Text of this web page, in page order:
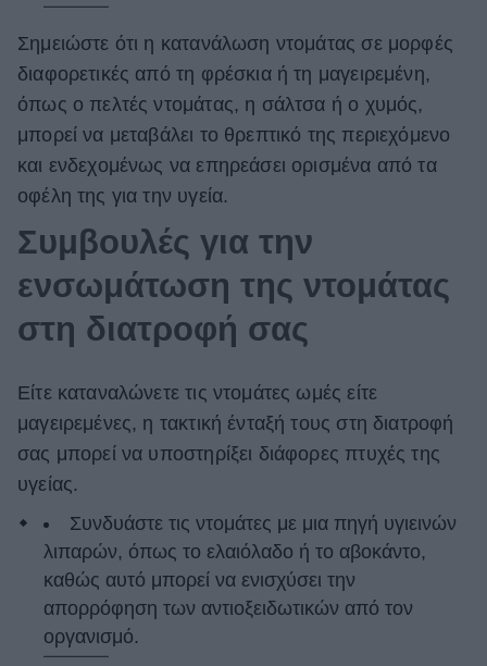
Σημειώστε ότι η κατανάλωση ντομάτας σε μορφές
διαφορετικές από τη φρέσκια ή τη μαγειρεμένη,
όπως ο πελτές ντομάτας, η σάλτσα ή ο χυμός,
μπορεί να μεταβάλει το θρεπτικό της περιεχόμενο
και ενδεχομένως να επηρεάσει ορισμένα από τα
οφέλη της για την υγεία.
Συμβουλές για την
ενσωμάτωση της ντομάτας
στη διατροφή σας
Είτε καταναλώνετε τις ντομάτες ωμές είτε
μαγειρεμένες, η τακτική ένταξή τους στη διατροφή
σας μπορεί να υποστηρίξει διάφορες πτυχές της
υγείας.
Συνδυάστε τις ντομάτες με μια πηγή υγιεινών
λιπαρών, όπως το ελαιόλαδο ή το αβοκάντο,
καθώς αυτό μπορεί να ενισχύσει την
απορρόφηση των αντιοξειδωτικών από τον
οργανισμό.